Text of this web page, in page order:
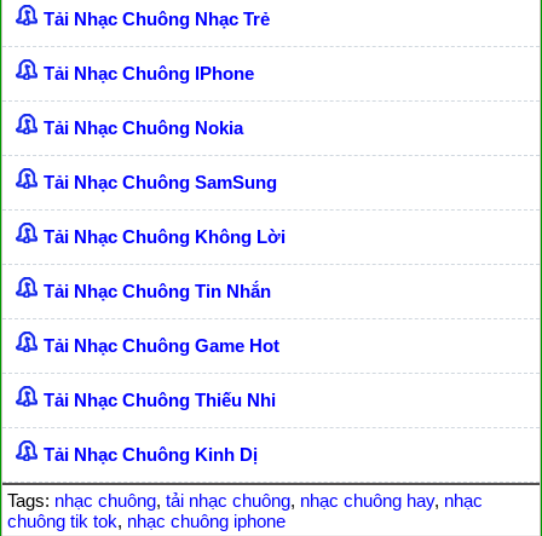
Tải Nhạc Chuông Nhạc Trẻ
Tải Nhạc Chuông IPhone
Tải Nhạc Chuông Nokia
Tải Nhạc Chuông SamSung
Tải Nhạc Chuông Không Lời
Tải Nhạc Chuông Tin Nhắn
Tải Nhạc Chuông Game Hot
Tải Nhạc Chuông Thiếu Nhi
Tải Nhạc Chuông Kinh Dị
Tags: nhạc chuông, tải nhạc chuông, nhạc chuông hay, nhạc
chuông tik tok, nhạc chuông iphone